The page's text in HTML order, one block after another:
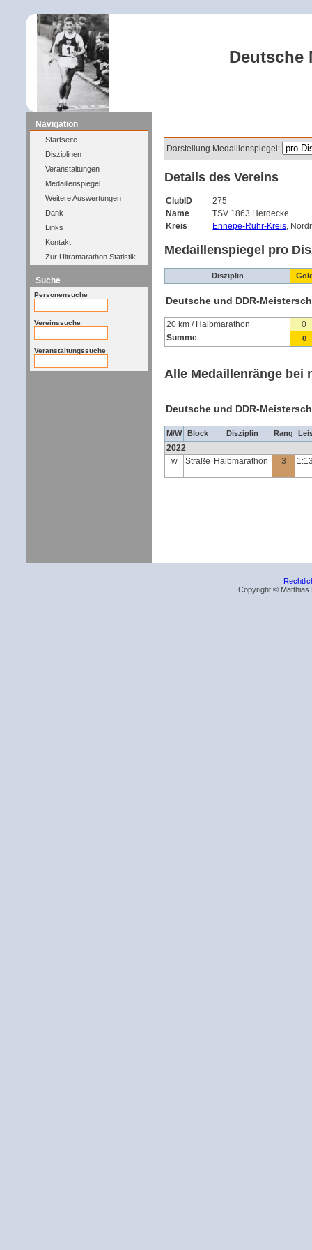
Deutsche
Navigation
Startseite
Disziplinen
Veranstaltungen
Medaillenspiegel
Weitere Auswertungen
Dank
Links
Kontakt
Zur Ultramarathon Statistik
Suche
Personensuche
Vereinssuche
Veranstaltungssuche
Darstellung Medaillenspiegel:
Details des Vereins
ClubID
275
Name
TSV 1863 Herdecke
Kreis
Ennepe-Ruhr-Kreis,
Medaillenspiegel pro
Disziplin
Deutsche und DDR-
20 km / Halbmarathon
0
Summe
0
Alle Medaillenränge bei
Deutsche und DDR-
M/W Block Disziplin Rang
2022
w
Straße Halbmarathon 3
Copyright © Matthias